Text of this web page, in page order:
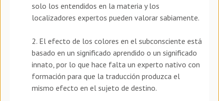
solo los entendidos en la materia y los
localizadores expertos pueden valorar sabiamente.
2. El efecto de los colores en el subconsciente está
basado en un significado aprendido o un significado
innato, por lo que hace falta un experto nativo con
formación para que la traducción produzca el
mismo efecto en el sujeto de destino.